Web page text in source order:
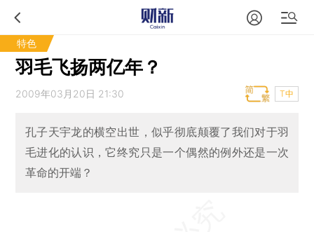
特色
羽毛飞扬两亿年？
2009年03月20日 21:30 T中
孔子天宇龙的横空出世，似乎彻底颠覆了我们对于羽
毛进化的认识，它终究只是一个偶然的例外还是一次
革命的开端？